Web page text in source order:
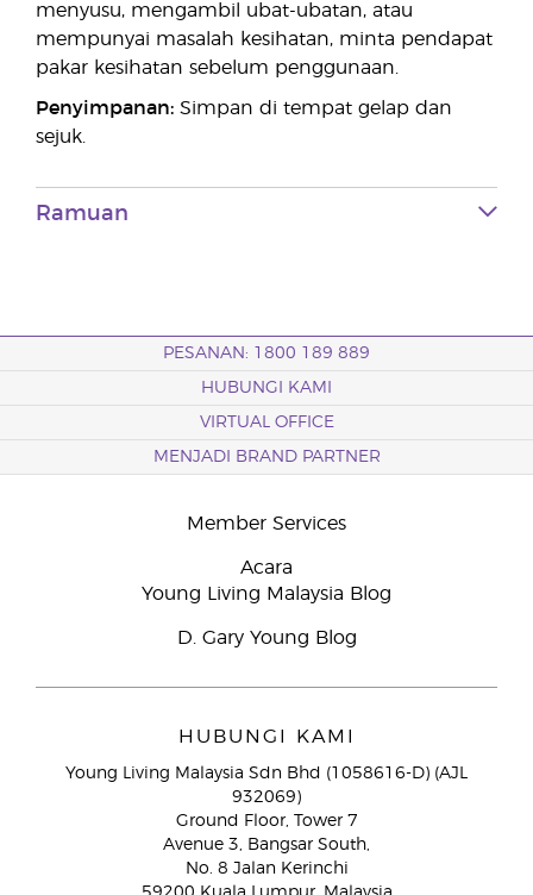
menyusu, mengambil ubat-ubatan, atau
mempunyai masalah kesihatan, minta pendapat
pakar kesihatan sebelum penggunaan.
Penyimpanan: Simpan di tempat gelap dan
sejuk.
Ramuan
PESANAN: 1800 189 889
HUBUNGI KAMI
VIRTUAL OFFICE
MENJADI BRAND PARTNER
Member Services
Acara
Young Living Malaysia Blog
D. Gary Young Blog
HUBUNGI KAMI
Young Living Malaysia Sdn Bhd (1058616-D) (AJL
932069)
Ground Floor, Tower 7
Avenue 3, Bangsar South,
No. 8 Jalan Kerinchi